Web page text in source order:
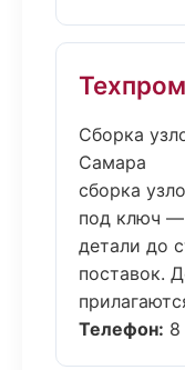
Сборка
Самара
сборка
под ключ —
детали до
поставок.
Телефон: